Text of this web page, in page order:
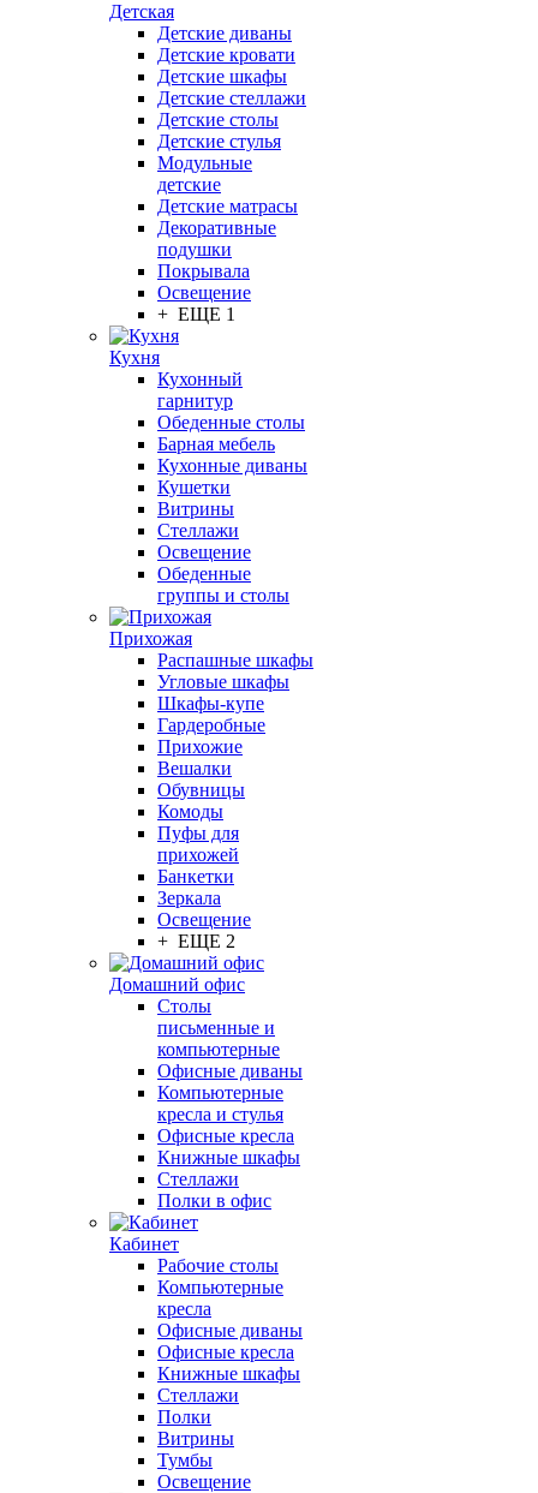
Детская
Детские диваны
Детские кровати
Детские шкафы
Детские стеллажи
Детские столы
Детские стулья
Модульные
детские
Детские матрасы
Декоративные
подушки
Покрывала
Освещение
+ ЕЩЕ 1
Кухня
Кухонный
гарнитур
Обеденные столы
Барная мебель
Кухонные диваны
Кушетки
Витрины
Стеллажи
Освещение
Обеденные
группы и столы
Прихожая
Распашные шкафы
Угловые шкафы
Шкафы-купе
Гардеробные
Прихожие
Вешалки
Обувницы
Комоды
Пуфы для
прихожей
Банкетки
Зеркала
Освещение
+ ЕЩЕ 2
Домашний офис
Столы
письменные и
компьютерные
Офисные диваны
Компьютерные
кресла и стулья
Офисные кресла
Книжные шкафы
Стеллажи
Полки в офис
Кабинет
Рабочие столы
Компьютерные
кресла
Офисные диваны
Офисные кресла
Книжные шкафы
Стеллажи
Полки
Витрины
Тумбы
Освещение